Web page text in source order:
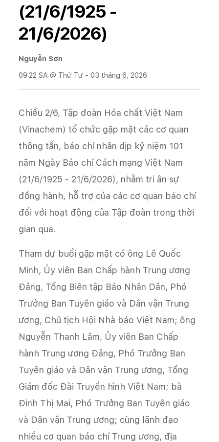
(21/6/1925 -
21/6/2026)
Nguyễn Sơn
09:22 SA @ Thứ Tư - 03 tháng 6, 2026
Chiều 2/6, Tập đoàn Hóa chất Việt Nam
(Vinachem) tổ chức gặp mặt các cơ quan
thông tấn, báo chí nhân dịp kỷ niệm 101
năm Ngày Báo chí Cách mạng Việt Nam
(21/6/1925 - 21/6/2026), nhằm tri ân sự
đồng hành, hỗ trợ của các cơ quan báo chí
đối với hoạt động của Tập đoàn trong thời
gian qua.
Tham dự buổi gặp mặt có ông Lê Quốc
Minh, Ủy viên Ban Chấp hành Trung ương
Đảng, Tổng Biên tập Báo Nhân Dân, Phó
Trưởng Ban Tuyên giáo và Dân vận Trung
ương, Chủ tịch Hội Nhà báo Việt Nam; ông
Nguyễn Thanh Lâm, Ủy viên Ban Chấp
hành Trung ương Đảng, Phó Trưởng Ban
Tuyên giáo và Dân vận Trung ương, Tổng
Giám đốc Đài Truyền hình Việt Nam; bà
Đinh Thị Mai, Phó Trưởng Ban Tuyên giáo
và Dân vận Trung ương; cùng lãnh đạo
nhiều cơ quan báo chí Trung ương, địa